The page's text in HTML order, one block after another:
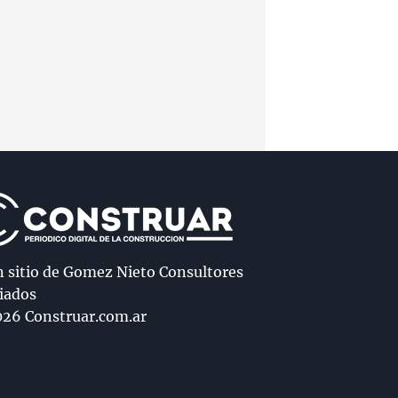
sitio de Gomez Nieto Consultores
Construar.com.ar